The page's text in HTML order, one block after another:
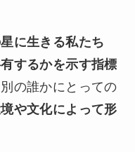
に生きる私たち
するかを示す指標
の誰かにとっての
や文化によって形